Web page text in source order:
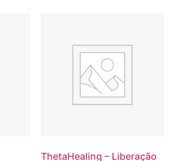
ThetaHealing – Liberação